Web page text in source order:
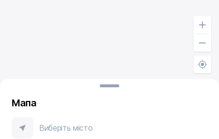
Мапа
Виберіть місто